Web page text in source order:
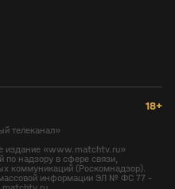
18+
телеканал»
издание «www.matchtv.ru»
по надзору в сфере связи,
коммуникаций (Роскомнадзор).
массовой информации ЭЛ № ФС 77 -